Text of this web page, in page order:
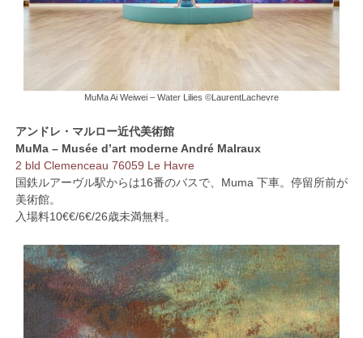
MuMa Ai Weiwei – Water Lilies ©LaurentLachevre
アンドレ・マルロー近代美術館
MuMa – Musée d’art moderne André Malraux
2 bld Clemenceau 76059 Le Havre
国鉄ルアーヴル駅からは16番のバスで、Muma 下車。停留所前が
美術館。
入場料10€€/6€/26歳未満無料。